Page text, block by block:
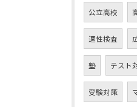
公立高校
適性検査
塾 テスト
受験対策